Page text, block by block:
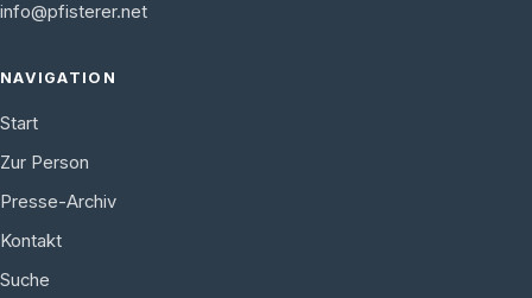
info@pfisterer.net
NAVIGATION
Start
Zur Person
Presse-Archiv
Kontakt
Suche